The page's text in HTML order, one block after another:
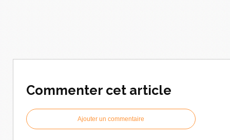
Commenter cet article
Ajouter un commentaire